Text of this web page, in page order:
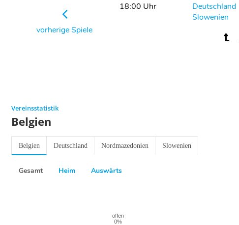
vorherige Spiele
18:00 Uhr Deutschland
Slowenien
Vereinsstatistik
Belgien
Belgien Deutschland Nordmazedonien Slowenien
Gesamt Heim Auswärts